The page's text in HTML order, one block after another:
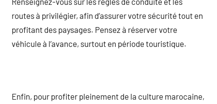
routes à privilégier, afin d’assurer votre sécurité tout en
profitant des paysages. Pensez à réserver votre
véhicule à l’avance, surtout en période touristique.
Enfin, pour profiter pleinement de la culture marocaine,